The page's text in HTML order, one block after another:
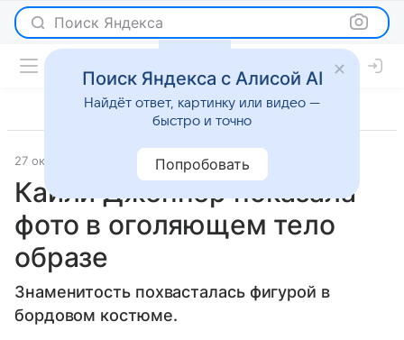
Поиск Яндекса
27 октября 2025 Lenta.Ru Светская жизнь
Кайли Дженнер показала
фото в оголяющем тело
образе
Знаменитость похвасталась фигурой в
бордовом костюме.
Поиск Яндекса с Алисой AI
Найдёт ответ, картинку или видео —
быстро и точно
Попробовать